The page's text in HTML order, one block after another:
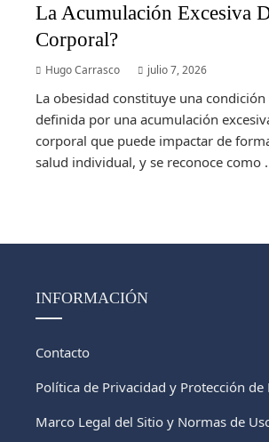
La Acumulación Excesiva
Corporal?
Hugo Carrasco julio 7, 2026
La obesidad constituye una
definida por una acumulación
corporal que puede impactar de
salud individual, y se reconoce como
INFORMACIÓN
Contacto
Política de Privacidad y Protección de
Marco Legal del Sitio y Normas de